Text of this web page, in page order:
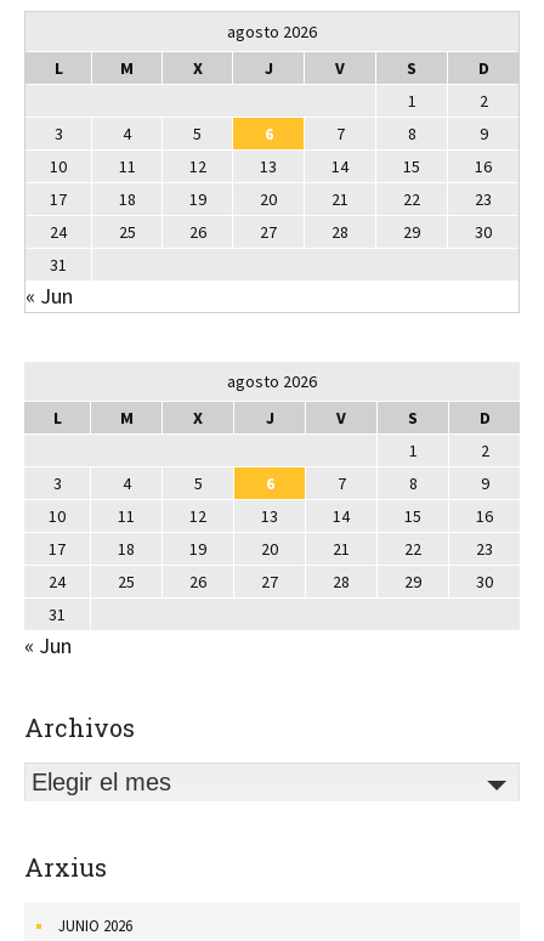
agosto 2026
L
M X J V S
D
1
2
3
4 5 6 7 8
9
10
11 12 13 14 15
16
17
18 19 20 21 22
23
24
25 26 27 28 29
30
31
« Jun
agosto 2026
L
M X J V S
D
1
2
3
4 5 6 7 8
9
10
11 12 13 14 15
16
17
18 19 20 21 22
23
24
25 26 27 28 29
30
31
« Jun
Archivos
Elegir el mes
Arxius
JUNIO 2026